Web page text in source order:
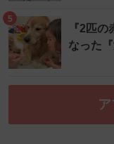
5
『2匹
なった